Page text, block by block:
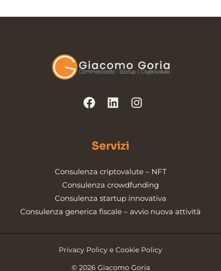
Servizi
Consulenza criptovalute – NFT
Consulenza crowdfunding
Consulenza startup innovativa
Consulenza generica fiscale – avvio nuova attività
Privacy Policy e Cookie Policy
© 2026 Giacomo Goria